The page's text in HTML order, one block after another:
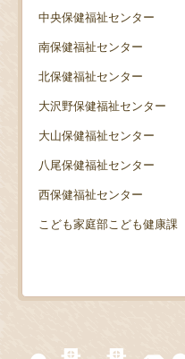
中央保健福祉センター
南保健福祉センター
北保健福祉センター
大沢野保健福祉センタ
大山保健福祉センター
八尾保健福祉センター
西保健福祉センター
こども家庭部こども健康